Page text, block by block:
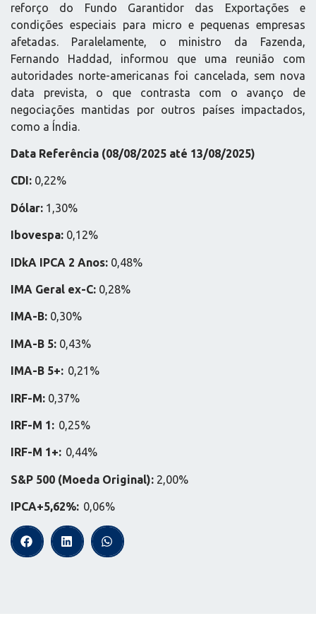
reforço do Fundo Garantidor das Exportações e
condições especiais para micro e pequenas empresas
afetadas. Paralelamente, o ministro da Fazenda,
Fernando Haddad, informou que uma reunião com
autoridades norte-americanas foi cancelada, sem nova
data prevista, o que contrasta com o avanço de
negociações mantidas por outros países impactados,
como a Índia.
Data Referência (08/08/2025 até 13/08/2025)
CDI: 0,22%
Dólar: 1,30%
Ibovespa: 0,12%
IDkA IPCA 2 Anos: 0,48%
IMA Geral ex-C: 0,28%
IMA-B: 0,30%
IMA-B 5: 0,43%
IMA-B 5+: 0,21%
IRF-M: 0,37%
IRF-M 1: 0,25%
IRF-M 1+: 0,44%
S&P 500 (Moeda Original): 2,00%
IPCA+5,62%: 0,06%